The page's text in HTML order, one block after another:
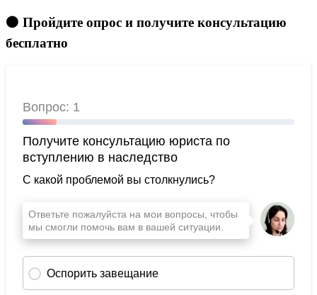
🟠 Пройдите опрос и получите консультацию
бесплатно